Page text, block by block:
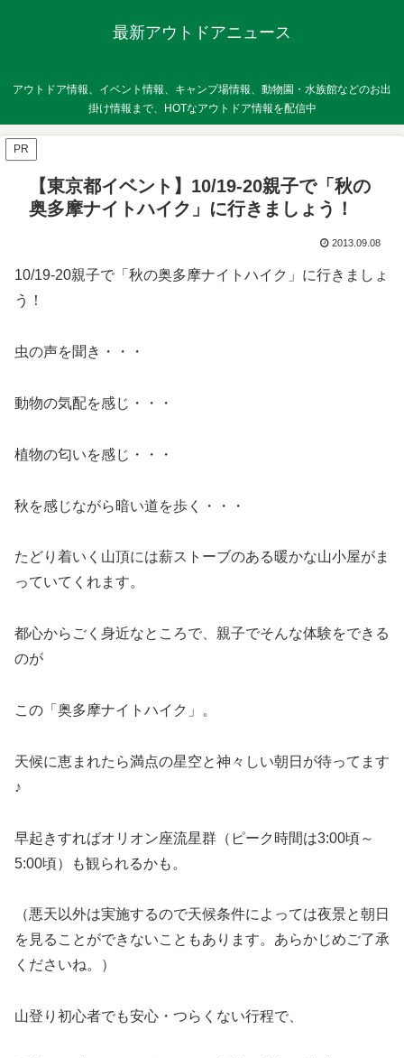
最新アウトドアニュース
アウトドア情報、イベント情報、キャンプ場情報、動物園・水族館などのお出
掛け情報まで、HOTなアウトドア情報を配信中
PR
【東京都イベント】10/19-20親子で「秋の
奥多摩ナイトハイク」に行きましょう！
2013.09.08
10/19-20親子で「秋の奥多摩ナイトハイク」に行きましょ
う！
虫の声を聞き・・・
動物の気配を感じ・・・
植物の匂いを感じ・・・
秋を感じながら暗い道を歩く・・・
たどり着いく山頂には薪ストーブのある暖かな山小屋がま
っていてくれます。
都心からごく身近なところで、親子でそんな体験をできる
のが
この「奥多摩ナイトハイク」。
天候に恵まれたら満点の星空と神々しい朝日が待ってます
♪
早起きすればオリオン座流星群（ピーク時間は3:00頃～
5:00頃）も観られるかも。
（悪天以外は実施するので天候条件によっては夜景と朝日
を見ることができないこともあります。あらかじめご了承
くださいね。）
山登り初心者でも安心・つらくない行程で、